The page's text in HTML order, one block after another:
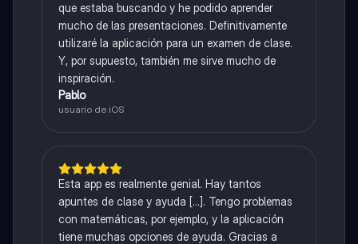
que estaba buscando y he podido aprender
mucho de las presentaciones. Definitivamente
utilizaré la aplicación para un examen de clase.
Y, por supuesto, también me sirve mucho de
inspiración.
Pablo
usuario de iOS
Esta app es realmente genial. Hay tantos
apuntes de clase y ayuda [...]. Tengo problemas
con matemáticas, por ejemplo, y la aplicación
tiene muchas opciones de ayuda. Gracias a